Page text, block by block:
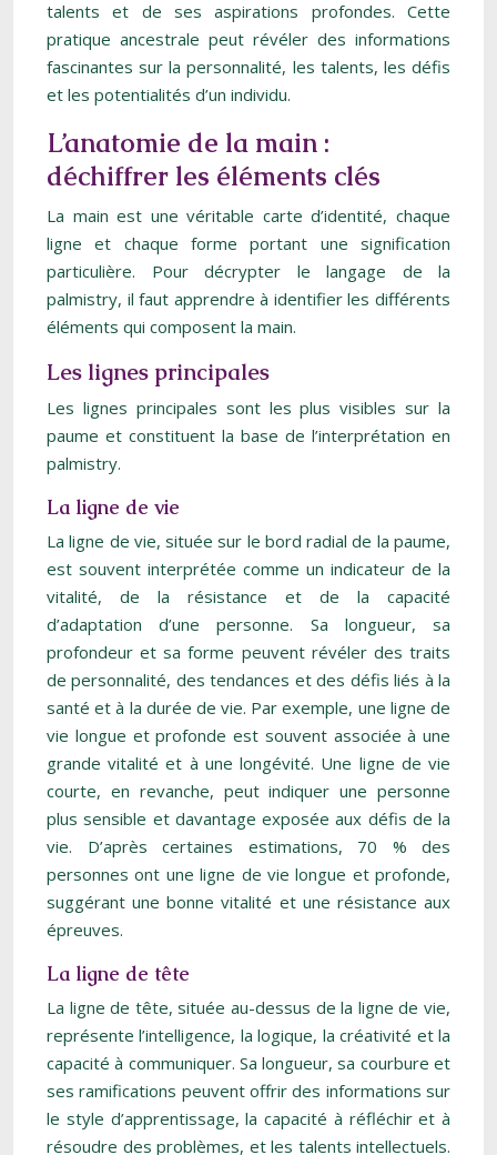
talents et de ses aspirations profondes. Cette
pratique ancestrale peut révéler des informations
fascinantes sur la personnalité, les talents, les défis
et les potentialités d’un individu.
L’anatomie de la main :
déchiffrer les éléments clés
La main est une véritable carte d’identité, chaque
ligne et chaque forme portant une signification
particulière. Pour décrypter le langage de la
palmistry, il faut apprendre à identifier les différents
éléments qui composent la main.
Les lignes principales
Les lignes principales sont les plus visibles sur la
paume et constituent la base de l’interprétation en
palmistry.
La ligne de vie
La ligne de vie, située sur le bord radial de la paume,
est souvent interprétée comme un indicateur de la
vitalité, de la résistance et de la capacité
d’adaptation d’une personne. Sa longueur, sa
profondeur et sa forme peuvent révéler des traits
de personnalité, des tendances et des défis liés à la
santé et à la durée de vie. Par exemple, une ligne de
vie longue et profonde est souvent associée à une
grande vitalité et à une longévité. Une ligne de vie
courte, en revanche, peut indiquer une personne
plus sensible et davantage exposée aux défis de la
vie. D’après certaines estimations, 70 % des
personnes ont une ligne de vie longue et profonde,
suggérant une bonne vitalité et une résistance aux
épreuves.
La ligne de tête
La ligne de tête, située au-dessus de la ligne de vie,
représente l’intelligence, la logique, la créativité et la
capacité à communiquer. Sa longueur, sa courbure et
ses ramifications peuvent offrir des informations sur
le style d’apprentissage, la capacité à réfléchir et à
résoudre des problèmes, et les talents intellectuels.